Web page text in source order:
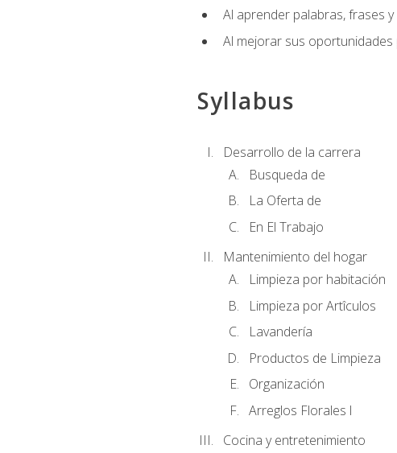
Al aprender palabras, frases
Al mejorar sus
Syllabus
Desarrollo de la carrera
Busqueda de
La Oferta de
En El Trabajo
Mantenimiento del hogar
Limpieza por habitación
Limpieza por Artîculos
Lavandería
Productos de Limpieza
Organización
Arreglos Florales l
Cocina y entretenimiento